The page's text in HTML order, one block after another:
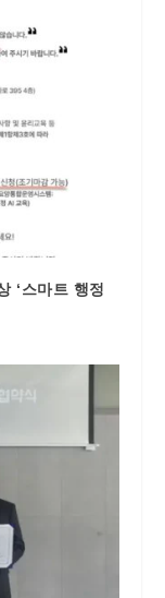
‘스마트 행정